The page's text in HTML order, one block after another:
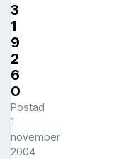
3
1
9
2
6
0
Postad
1
november
2004